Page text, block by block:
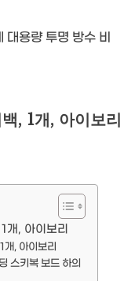
대용량 투명 방수 비
, 1개, 아이보리
개, 아이보리
개, 아이보리
스키복 보드 하의